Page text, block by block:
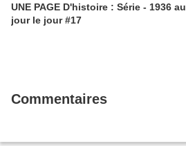
UNE PAGE D'histoire : Série - 1936 au
jour le jour #17
Commentaires